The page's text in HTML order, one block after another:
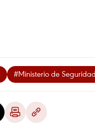
#Ministerio de